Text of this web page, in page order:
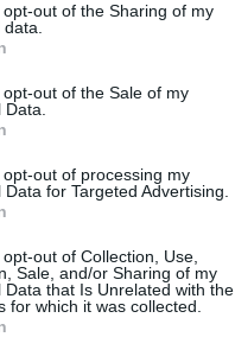
opt-out of the Sharing of my
opt-out of the Sale of my
opt-out of processing my
Data for Targeted Advertising.
out of Collection, Use,
Sale, and/or Sharing of my
Data that Is Unrelated with the
for which it was collected.